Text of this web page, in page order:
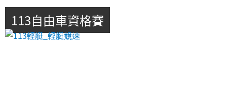
113自由車資格賽